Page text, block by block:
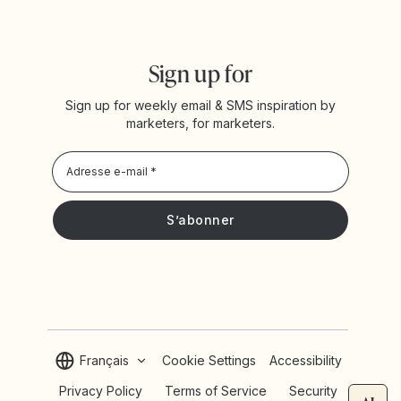
Sign up for
Sign up for weekly email & SMS inspiration by
marketers, for marketers.
Français
Terms of Service
Privacy Policy
Security
Cookie Settings Accessibility